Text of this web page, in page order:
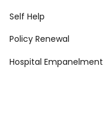
Self Help
Policy Renewal
Hospital Empanelment